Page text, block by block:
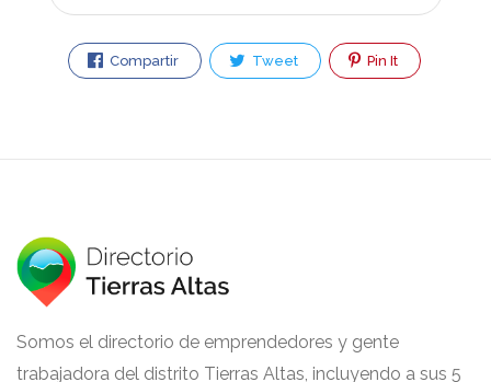
Compartir Tweet Pin It
Somos el directorio de emprendedores y gente
trabajadora del distrito Tierras Altas, incluyendo a sus 5